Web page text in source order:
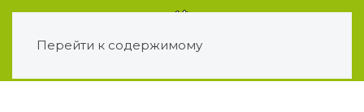
Перейти к содержимому